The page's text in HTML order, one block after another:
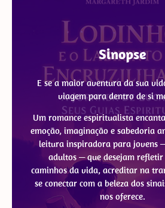
Sinopse
E se a maior aventura da sua
viagem para dentro de si
Um romance espiritualista
emoção, imaginação e sabedoria
leitura inspiradora para jovens
adultos — que desejam refletir
caminhos da vida, acreditar na
se conectar com a beleza dos
nos oferece.